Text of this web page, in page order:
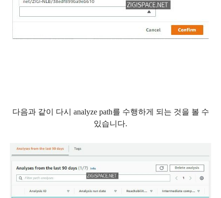
다음과 같이 다시 analyze path를 수행하게 되는 것을 볼 수
있습니다.